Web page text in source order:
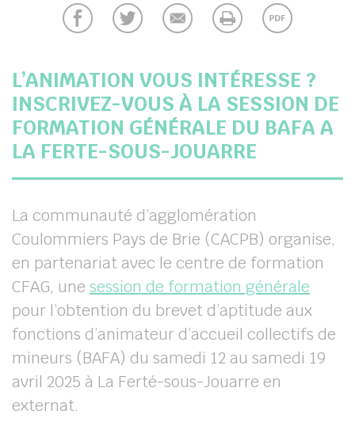
L’ANIMATION VOUS INTÉRESSE ?
INSCRIVEZ-VOUS À LA SESSION DE
FORMATION GÉNÉRALE DU BAFA A
LA FERTE-SOUS-JOUARRE
La communauté d’agglomération
Coulommiers Pays de Brie (CACPB) organise,
en partenariat avec le centre de formation
CFAG, une session de formation générale
pour l’obtention du brevet d’aptitude aux
fonctions d’animateur d’accueil collectifs de
mineurs (BAFA) du samedi 12 au samedi 19
avril 2025 à La Ferté-sous-Jouarre en
externat.